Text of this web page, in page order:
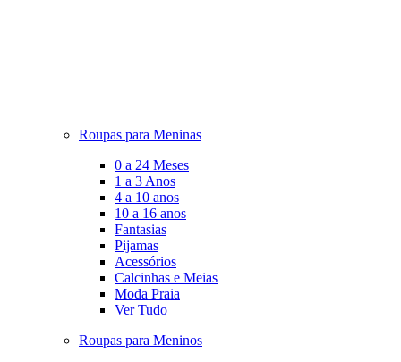
Roupas para Meninas
0 a 24 Meses
1 a 3 Anos
4 a 10 anos
10 a 16 anos
Fantasias
Pijamas
Acessórios
Calcinhas e Meias
Moda Praia
Ver Tudo
Roupas para Meninos